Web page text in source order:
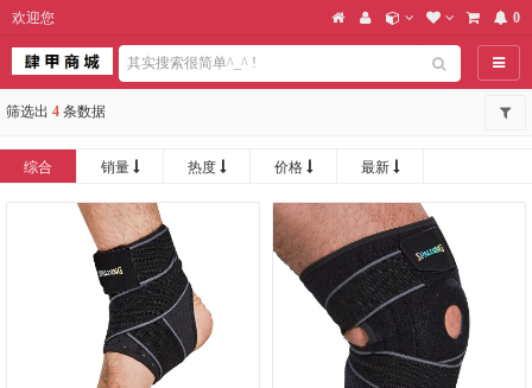
欢迎您 0
导航
筛选出 4 条数据
综合 销量 热度 价格 最新